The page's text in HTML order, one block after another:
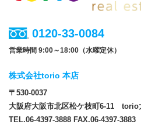
0120-33-0084
営業時間 9:00～18:00（水曜定休）
株式会社torio 本店
〒530-0037
大阪府大阪市北区松ケ枝町6-11 torio
TEL.06-4397-3888 FAX.06-4397-3883